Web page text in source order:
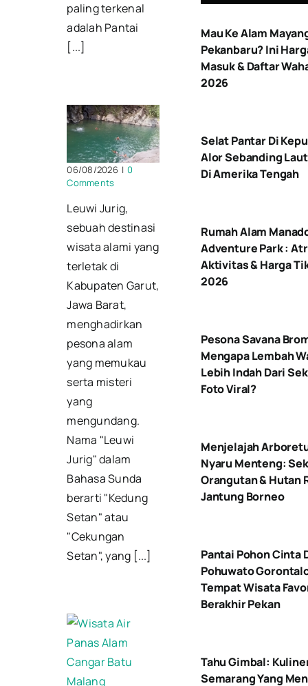
paling terkenal
adalah Pantai
[...]
06/08/2026 | 0
Comments
Leuwi Jurig,
sebuah destinasi
wisata alami yang
terletak di
Kabupaten Garut,
Jawa Barat,
menghadirkan
pesona alam
yang memukau
serta misteri
yang
mengundang.
Nama "Leuwi
Jurig" dalam
Bahasa Sunda
berarti "Kedung
Setan" atau
"Cekungan
Setan", yang [...]
Mau Ke Alam
Pekanbaru? Ini
Masuk & Daftar
2026
Selat Pantar Di
Alor Sebanding
Di Amerika Tengah
Rumah Alam
Adventure Park :
Aktivitas & Harga
2026
Pesona Savana
Mengapa Lembah
Lebih Indah Dari
Foto Viral?
Menjelajah
Nyaru Menteng:
Orangutan & Hutan
Jantung Borneo
Pantai Pohon Cinta
Pohuwato
Tempat Wisata
Berakhir Pekan
Tahu Gimbal:
Semarang Yang